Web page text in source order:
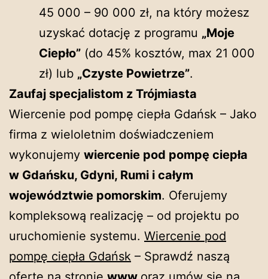
45 000 – 90 000 zł, na który możesz
uzyskać dotację z programu „Moje
Ciepło” (do 45% kosztów, max 21 000
zł) lub „Czyste Powietrze”.
Zaufaj specjalistom z Trójmiasta
Wiercenie pod pompę ciepła Gdańsk – Jako
firma z wieloletnim doświadczeniem
wykonujemy wiercenie pod pompę ciepła
w Gdańsku, Gdyni, Rumi i całym
województwie pomorskim. Oferujemy
kompleksową realizację – od projektu po
uruchomienie systemu. Wiercenie pod
pompę ciepła Gdańsk – Sprawdź naszą